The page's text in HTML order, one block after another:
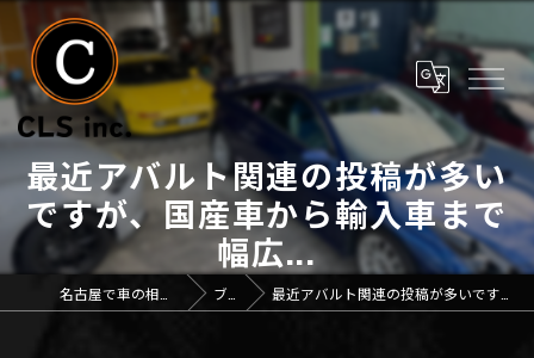
最近アバルト関連の投稿が多い
ですが、国産車から輸入車まで
幅広...
ブログ 最近アバルト関連の投稿が多いですが、国産車から輸入車まで幅広...